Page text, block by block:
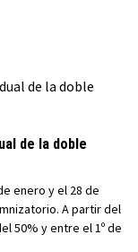
de la doble
enero y el 28 de
A partir del
50% y entre el 1º de